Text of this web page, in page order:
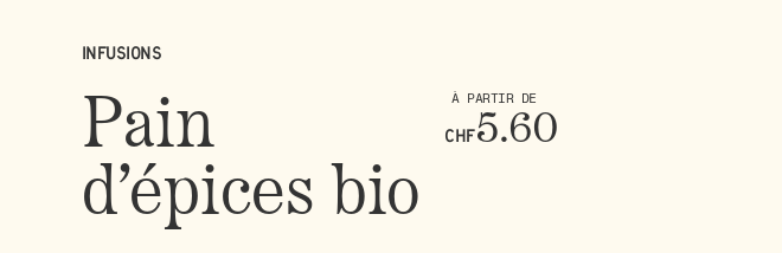
Infusions
Pain
d’épices bio
À PARTIR DE
CHF5.60